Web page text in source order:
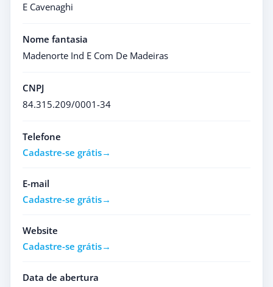
E Cavenaghi
Nome fantasia
Madenorte Ind E Com De Madeiras
CNPJ
84.315.209/0001-34
Telefone
Cadastre-se grátis
E-mail
Cadastre-se grátis
Website
Cadastre-se grátis
Data de abertura